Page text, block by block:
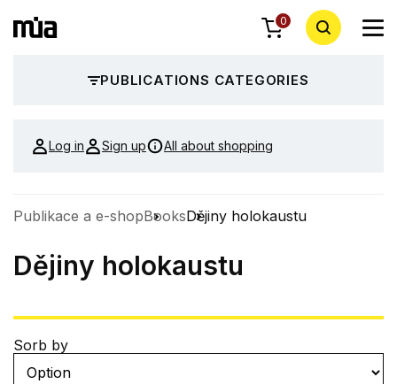
0
PUBLICATIONS CATEGORIES
Log in Sign up All about shopping
Publikace a e-shopBooksDějiny holokaustu
Dějiny holokaustu
Sorb by